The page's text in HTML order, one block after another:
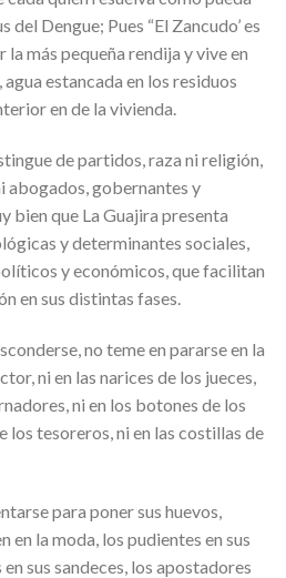
del Dengue; Pues “El Zancudo’ es
más pequeña rendija y vive en
estancada en los residuos
en de la vivienda.
de partidos, raza ni religión,
abogados, gobernantes y
bien que La Guajira presenta
y determinantes sociales,
y económicos, que facilitan
en sus distintas fases.
no teme en pararse en la
ni en las narices de los jueces,
ni en los botones de los
los tesoreros, ni en las costillas de
para poner sus huevos,
en la moda, los pudientes en sus
sus sandeces, los apostadores